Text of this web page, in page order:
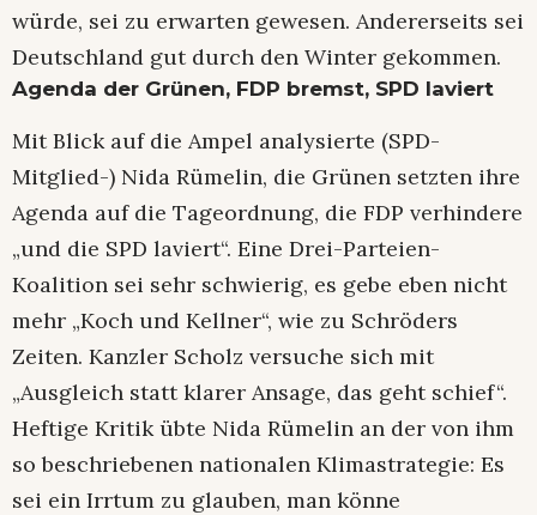
würde, sei zu erwarten gewesen. Andererseits sei
Deutschland gut durch den Winter gekommen.
Agenda der Grünen, FDP bremst, SPD laviert
Mit Blick auf die Ampel analysierte (SPD-
Mitglied-) Nida Rümelin, die Grünen setzten ihre
Agenda auf die Tageordnung, die FDP verhindere
„und die SPD laviert“. Eine Drei-Parteien-
Koalition sei sehr schwierig, es gebe eben nicht
mehr „Koch und Kellner“, wie zu Schröders
Zeiten. Kanzler Scholz versuche sich mit
„Ausgleich statt klarer Ansage, das geht schief“.
Heftige Kritik übte Nida Rümelin an der von ihm
so beschriebenen nationalen Klimastrategie: Es
sei ein Irrtum zu glauben, man könne